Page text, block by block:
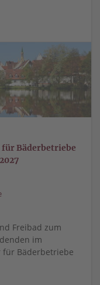
Bäderbetriebe
Freibad zum
im
für Bäderbetriebe